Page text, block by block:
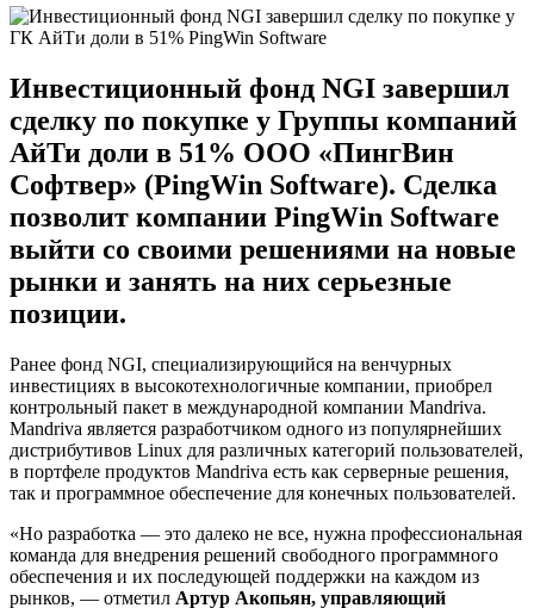
Инвестиционный фонд NGI завершил
сделку по покупке у Группы компаний
АйТи доли в 51% ООО «ПингВин
Софтвер» (PingWin Software). Сделка
позволит компании PingWin Software
выйти со своими решениями на новые
рынки и занять на них серьезные
позиции.
Ранее фонд NGI, специализирующийся на венчурных
инвестициях в высокотехнологичные компании, приобрел
контрольный пакет в международной компании Mandriva.
Mandriva является разработчиком одного из популярнейших
дистрибутивов Linux для различных категорий пользователей,
в портфеле продуктов Mandriva есть как серверные решения,
так и программное обеспечение для конечных пользователей.
«Но разработка — это далеко не все, нужна профессиональная
команда для внедрения решений свободного программного
обеспечения и их последующей поддержки на каждом из
рынков, — отметил Артур Акопьян, управляющий